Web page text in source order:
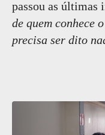
passou as últimas
de quem conhece
precisa ser dito